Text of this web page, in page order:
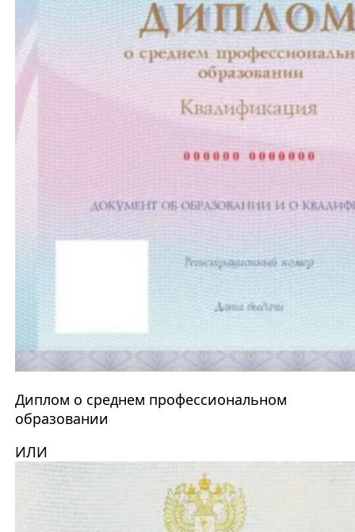
Диплом о среднем профессиональном
образовании
ИЛИ